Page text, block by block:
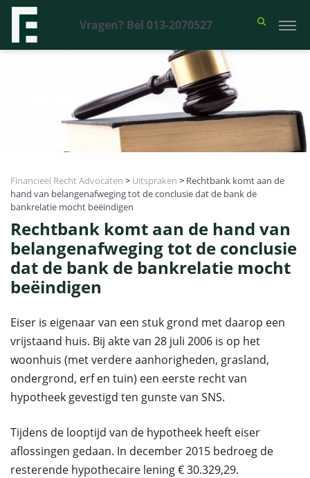
Vragen? Bel 013-2070527
Financieel Recht Advocaten > Uitspraken > Rechtbank komt aan de
hand van belangenafweging tot de conclusie dat de bank de
bankrelatie mocht beëindigen
Rechtbank komt aan de hand van
belangenafweging tot de conclusie
dat de bank de bankrelatie mocht
beëindigen
Eiser is eigenaar van een stuk grond met daarop een
vrijstaand huis. Bij akte van 28 juli 2006 is op het
woonhuis (met verdere aanhorigheden, grasland,
ondergrond, erf en tuin) een eerste recht van
hypotheek gevestigd ten gunste van SNS.
Tijdens de looptijd van de hypotheek heeft eiser
aflossingen gedaan. In december 2015 bedroeg de
resterende hypothecaire lening € 30.329,29.